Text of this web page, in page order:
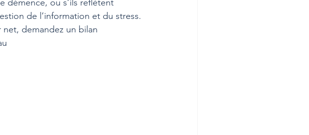
démence, ou s’ils reflètent
de l’information et du stress.
demandez un bilan